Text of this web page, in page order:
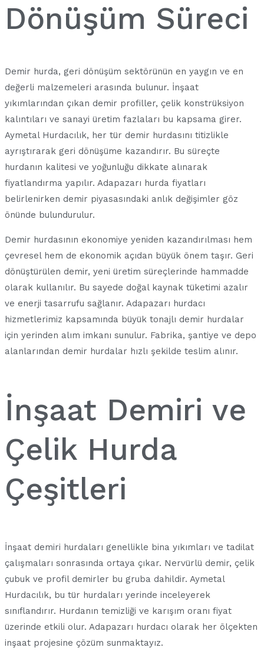
Dönüşüm Süreci
Demir hurda, geri dönüşüm sektörünün en yaygın ve en
değerli malzemeleri arasında bulunur. İnşaat
yıkımlarından çıkan demir profiller, çelik konstrüksiyon
kalıntıları ve sanayi üretim fazlaları bu kapsama girer.
Aymetal Hurdacılık, her tür demir hurdasını titizlikle
ayrıştırarak geri dönüşüme kazandırır. Bu süreçte
hurdanın kalitesi ve yoğunluğu dikkate alınarak
fiyatlandırma yapılır. Adapazarı hurda fiyatları
belirlenirken demir piyasasındaki anlık değişimler göz
önünde bulundurulur.
Demir hurdasının ekonomiye yeniden kazandırılması hem
çevresel hem de ekonomik açıdan büyük önem taşır. Geri
dönüştürülen demir, yeni üretim süreçlerinde hammadde
olarak kullanılır. Bu sayede doğal kaynak tüketimi azalır
ve enerji tasarrufu sağlanır. Adapazarı hurdacı
hizmetlerimiz kapsamında büyük tonajlı demir hurdalar
için yerinden alım imkanı sunulur. Fabrika, şantiye ve depo
alanlarından demir hurdalar hızlı şekilde teslim alınır.
İnşaat Demiri ve
Çelik Hurda
Çeşitleri
İnşaat demiri hurdaları genellikle bina yıkımları ve tadilat
çalışmaları sonrasında ortaya çıkar. Nervürlü demir, çelik
çubuk ve profil demirler bu gruba dahildir. Aymetal
Hurdacılık, bu tür hurdaları yerinde inceleyerek
sınıflandırır. Hurdanın temizliği ve karışım oranı fiyat
üzerinde etkili olur. Adapazarı hurdacı olarak her ölçekten
inşaat projesine çözüm sunmaktayız.